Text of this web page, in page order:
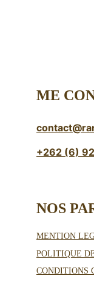
ME
NOS
+262 (6)
MENTION
POLITIQUE
CONDITIONS